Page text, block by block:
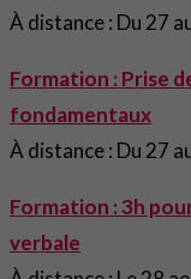
À distance : Du 27
Formation : Prise
fondamentaux
À distance : Du 27
Formation : 3h
verbale